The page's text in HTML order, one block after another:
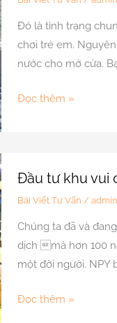
Trẻ
Em
Thành
(P1)
Đó là tình trạng
chơi trẻ em.
nước cho mở cửa.
Quán
khu
trẻ
em
đang
tải
Đọc thêm »
Đầu tư khu vui
Bài Viết Tư Vấn / admin
Chúng ta đã và
dịch mà hơn 100
một đời người. NPY
Đầu
Đọc thêm »